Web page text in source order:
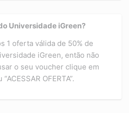
Universidade iGreen?
1 oferta válida de 50% de
iGreen, então não
o seu voucher clique em
OFERTA”.